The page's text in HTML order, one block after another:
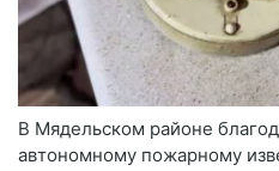
В Мядельском районе
автономному пожарному